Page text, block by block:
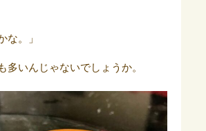
な。」
多いんじゃないでしょうか。